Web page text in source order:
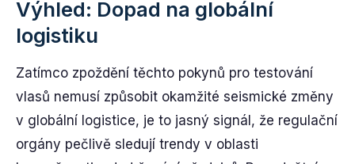
Výhled: Dopad na globální
logistiku
Zatímco zpoždění těchto pokynů pro testování
vlasů nemusí způsobit okamžité seismické změny
v globální logistice, je to jasný signál, že regulační
orgány pečlivě sledují trendy v oblasti